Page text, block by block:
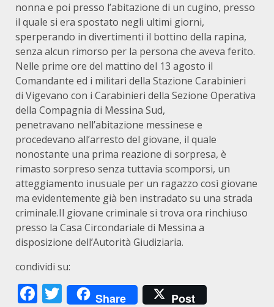
nonna e poi presso l’abitazione di un cugino, presso
il quale si era spostato negli ultimi giorni,
sperperando in divertimenti il bottino della rapina,
senza alcun rimorso per la persona che aveva ferito.
Nelle prime ore del mattino del 13 agosto il
Comandante ed i militari della Stazione Carabinieri
di Vigevano con i Carabinieri della Sezione Operativa
della Compagnia di Messina Sud,
penetravano nell’abitazione messinese e
procedevano all’arresto del giovane, il quale
nonostante una prima reazione di sorpresa, è
rimasto sorpreso senza tuttavia scomporsi, un
atteggiamento inusuale per un ragazzo così giovane
ma evidentemente già ben instradato su una strada
criminale.Il giovane criminale si trova ora rinchiuso
presso la Casa Circondariale di Messina a
disposizione dell’Autorità Giudiziaria.
condividi su:
Facebook
Twitter
Share Post